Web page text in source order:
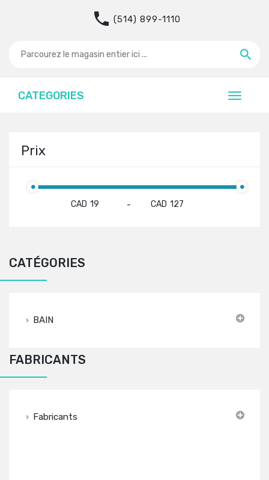
(514) 899-1110
CATEGORIES
Prix
CAD - CAD
CATÉGORIES
BAIN
FABRICANTS
Fabricants